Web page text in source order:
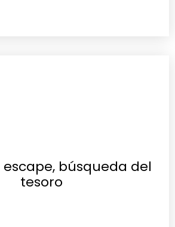
búsqueda del
tesoro